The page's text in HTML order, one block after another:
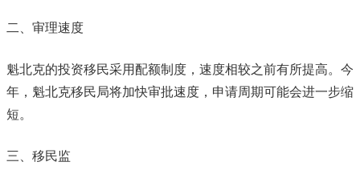
二、审理速度
魁北克的投资移民采用配额制度，速度相较之前有所提高。今
年，魁北克移民局将加快审批速度，申请周期可能会进一步缩
短。
三、移民监